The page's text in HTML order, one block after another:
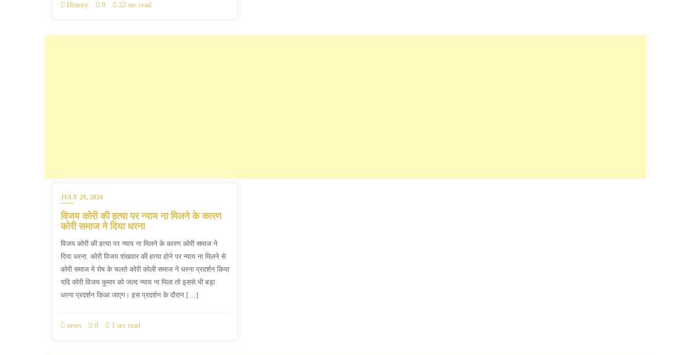
History 0 22 sec read
JULY 29, 2024
विजय कोरी की हत्या पर न्याय ना मिलने के कारण
कोरी समाज ने दिया धरना
विजय कोरी की हत्या पर न्याय ना मिलने के कारण कोरी समाज ने
दिया धरना. कोरी विजय शंखवार की हत्या होने पर न्याय ना मिलने से
कोरी समाज में रोष के चलते कोरी कोली समाज ने धरना प्रदर्शन किया
यदि कोरी विजय कुमार को जल्द न्याय ना मिला तो इससे भी बड़ा
धरना प्रदर्शन किआ जाएग। इस प्रदर्शन के दौरान […]
news 0 1 sec read